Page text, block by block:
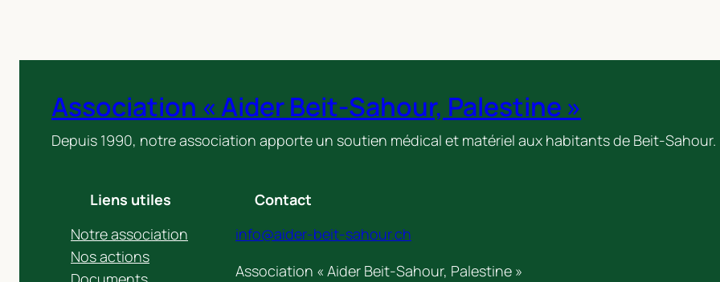
Association « Aider Beit-Sahour, Palestine »
Depuis 1990, notre association apporte un soutien médical et matériel aux habitants de Beit-Sahour.
Liens utiles
Notre association
Nos actions
Contact
info@aider-beit-sahour.ch
Association « Aider Beit-Sahour, Palestine »